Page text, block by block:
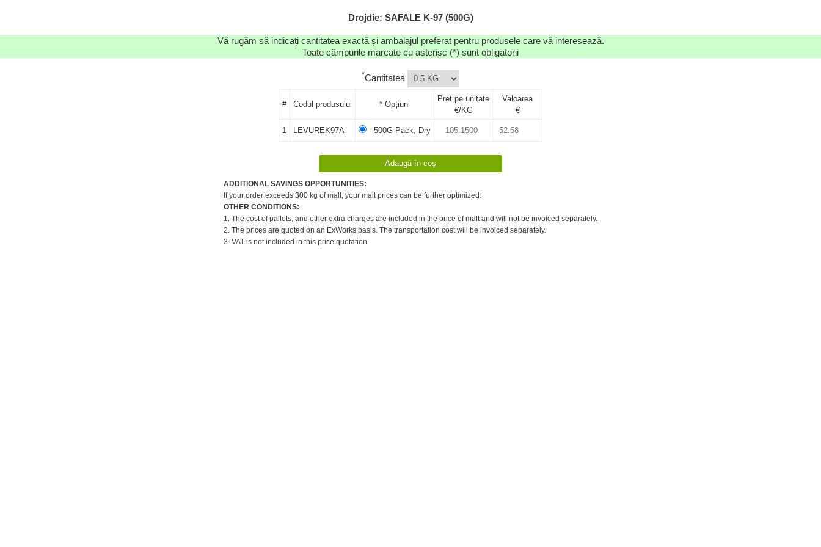
Drojdie: SAFALE K-97 (500G)
Vă rugăm să indicați cantitatea exactă și ambalajul preferat pentru produsele care vă interesează.
Toate câmpurile marcate cu asterisc (*) sunt obligatorii
*Cantitatea
# Codul produsului * Opțiuni
Pret pe unitate
€/KG
Valoarea
€
1 LEVUREK97A - 500G Pack, Dry
ADDITIONAL SAVINGS OPPORTUNITIES:
If your order exceeds 300 kg of malt, your malt prices can be further optimized:
OTHER CONDITIONS:
1. The cost of pallets, and other extra charges are included in the price of malt and will not be invoiced separately.
2. The prices are quoted on an ExWorks basis. The transportation cost will be invoiced separately.
3. VAT is not included in this price quotation.